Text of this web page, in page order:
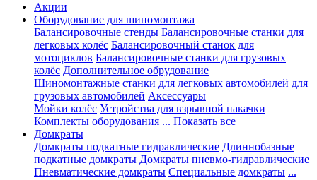
Акции
Оборудование для шиномонтажа
Балансировочные стенды Балансировочные станки для
легковых колёс Балансировочный станок для
мотоциклов Балансировочные станки для грузовых
колёс Дополнительное обрудование
Шиномонтажные станки для легковых автомобилей для
грузовых автомобилей Аксессуары
Мойки колёс Устройства для взрывной накачки
Комплекты оборудования ... Показать все
Домкраты
Домкраты подкатные гидравлические Длиннобазные
подкатные домкраты Домкраты пневмо-гидравлические
Пневматические домкраты Специальные домкраты ...